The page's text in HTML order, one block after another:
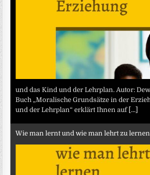
und das Kind und der Lehrplan. Autor:
Buch „Moralische Grundsätze in der
und der Lehrplan“ erklärt Ihnen auf [...]
Wie man lernt und wie man lehrt zu lernen